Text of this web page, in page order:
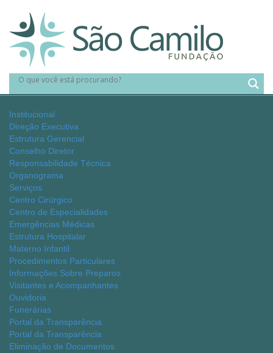
Institucional
Direção Executiva
Estrutura Gerencial
Conselho Diretor
Responsabilidade Técnica
Organograma
Serviços
Centro Cirúrgico
Centro de Especialidades
Emergências Médicas
Estrutura Hospitalar
Materno Infantil
Procedimentos Particulares
Informações Sobre Preparos
Visitantes e Acompanhantes
Ouvidoria
Funerárias
Portal da Transparência
Portal da Transparência
Eliminação de Documentos